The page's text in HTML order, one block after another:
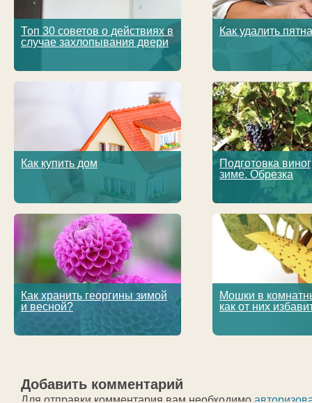
Топ 30 советов о действиях в
случае захлопывания двери
Как удалить
Как купить дом
Подготовка
зиме. Обрезка
Как хранить георгины зимой
и весной?
Мошки в
как от них
Добавить комментарий
Для отправки комментария вам необходимо